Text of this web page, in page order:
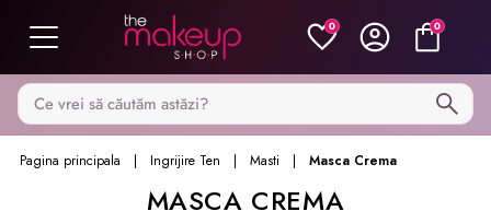
0 0
Caută pe MakeupShop
Pagina principala Ingrijire Ten Masti Masca Crema
MASCA CREMA